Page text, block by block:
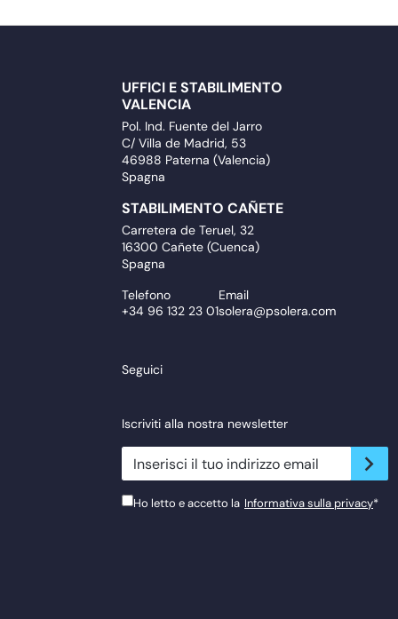
UFFICI E STABILIMENTO
VALENCIA
Pol. Ind. Fuente del Jarro
C/ Villa de Madrid, 53
46988 Paterna (Valencia)
Spagna
STABILIMENTO CAÑETE
Carretera de Teruel, 32
16300 Cañete (Cuenca)
Spagna
Telefono
+34 96 132 23 01
Email
solera@psolera.com
Seguici
Iscriviti alla nostra newsletter
newsletter.suscribe
Ho letto e accetto la Informativa sulla privacy*